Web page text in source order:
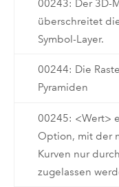
00243: Der 3D-
überschreitet
Symbol-Layer.
00244: Die
Pyramiden
00245: <Wert>
Option, mit der
Kurven nur
zugelassen